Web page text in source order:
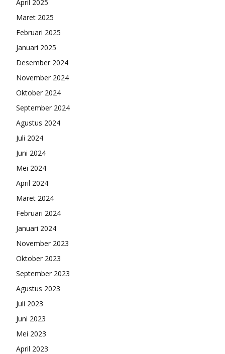
April 2025
Maret 2025
Februari 2025
Januari 2025
Desember 2024
November 2024
Oktober 2024
September 2024
Agustus 2024
Juli 2024
Juni 2024
Mei 2024
April 2024
Maret 2024
Februari 2024
Januari 2024
November 2023
Oktober 2023
September 2023
Agustus 2023
Juli 2023
Juni 2023
Mei 2023
April 2023